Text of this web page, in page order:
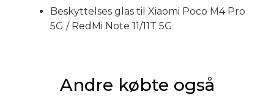
Beskyttelses glas til Xiaomi Poco M4 Pro
5G / RedMi Note 11/11T 5G
Andre købte også